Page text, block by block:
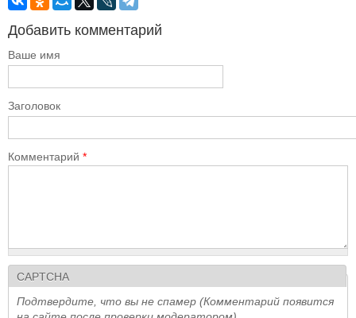
Добавить комментарий
Ваше имя
Заголовок
Комментарий *
CAPTCHA
Подтвердите, что вы не спамер (Комментарий появится